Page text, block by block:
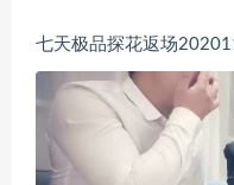
七天极品探花返场